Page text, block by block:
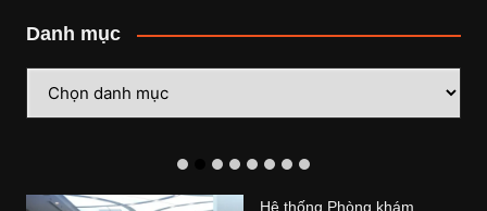
Danh mục
mục
Hệ thống Phòng khám